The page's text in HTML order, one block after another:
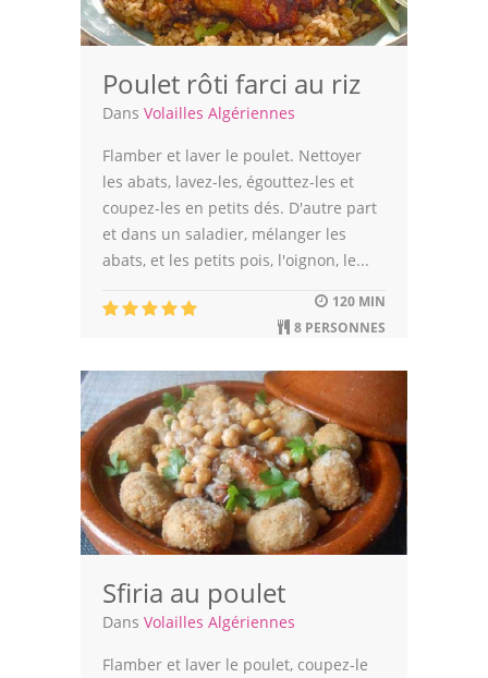
Poulet rôti farci au riz
Dans Volailles Algériennes
Flamber et laver le poulet. Nettoyer
les abats, lavez-les, égouttez-les et
coupez-les en petits dés. D'autre part
et dans un saladier, mélanger les
abats, et les petits pois, l'oignon, le...
120 MIN
8 PERSONNES
Sfiria au poulet
Dans Volailles Algériennes
Flamber et laver le poulet, coupez-le